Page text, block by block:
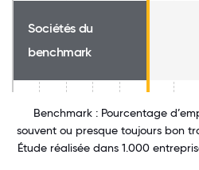
Sociétés du
benchmark
Benchmark : Pourcentage
souvent ou presque toujours bon
Étude réalisée dans 1.000